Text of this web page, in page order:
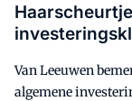
Van Leeuwen
algemene